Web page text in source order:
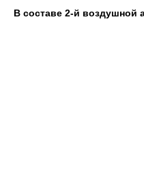
В составе 2-й воздушной